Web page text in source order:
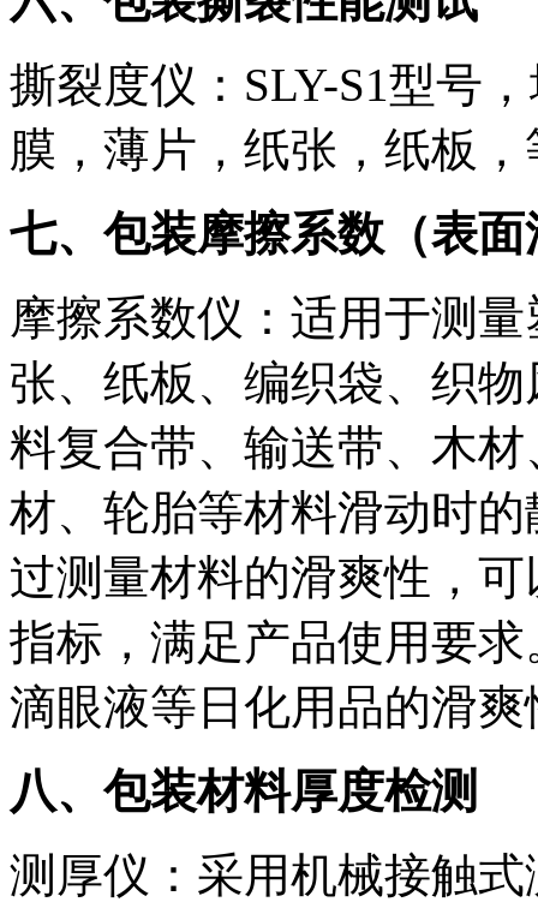
撕裂度仪：SLY-S1型号
膜，薄片，纸张，纸板
七、包装摩擦系数（表
摩擦系数仪：适用于测
张、纸板、编织袋、织
料复合带、输送带、木
材、轮胎等材料滑动时
过测量材料的滑爽性，
指标，满足产品使用要
滴眼液等日化用品的滑
八、包装材料厚度检测
测厚仪：采用机械接触